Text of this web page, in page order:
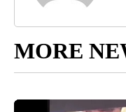
MORE